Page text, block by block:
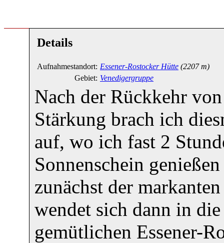
Details
Aufnahmestandort: Essener-Rostocker Hütte (2207 m)
Gebiet: Venedigergruppe
Nach der Rückkehr
Stärkung brach ich
auf, wo ich fast 2
Sonnenschein
zunächst der
wendet sich dann in
gemütlichen Essener-